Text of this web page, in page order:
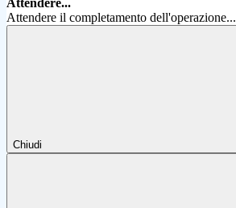
Attendere...
Attendere il completamento dell'operazione...
Chiudi